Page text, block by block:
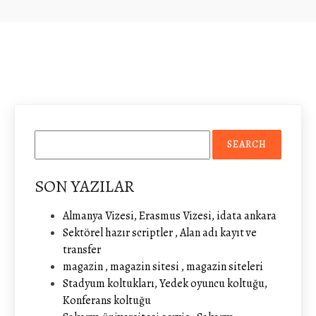
SON YAZILAR
Almanya Vizesi, Erasmus Vizesi, idata ankara
Sektörel hazır scriptler , Alan adı kayıt ve
transfer
magazin , magazin sitesi , magazin siteleri
Stadyum koltukları, Yedek oyuncu koltuğu,
Konferans koltuğu